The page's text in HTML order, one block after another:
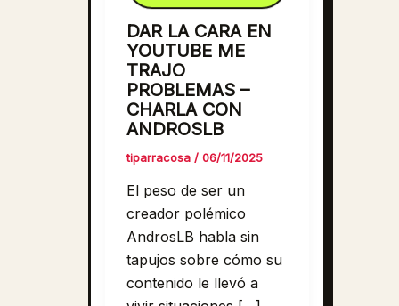
DAR LA CARA EN
YOUTUBE ME
TRAJO
PROBLEMAS –
CHARLA CON
ANDROSLB
tiparracosa / 06/11/2025
El peso de ser un
creador polémico
AndrosLB habla sin
tapujos sobre cómo su
contenido le llevó a